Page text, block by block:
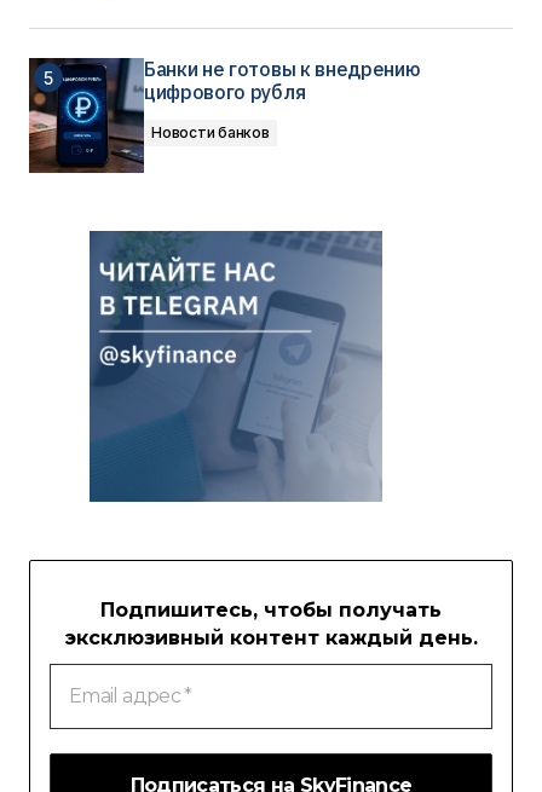
Банки не готовы к внедрению
цифрового рубля
Новости банков
Подпишитесь, чтобы получать
эксклюзивный контент каждый день.
Email
адрес